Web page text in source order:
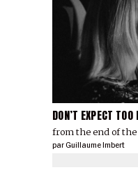
DON’T EXPECT
from the end of
parGuillaume Imbert